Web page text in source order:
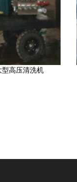
高压清洗机